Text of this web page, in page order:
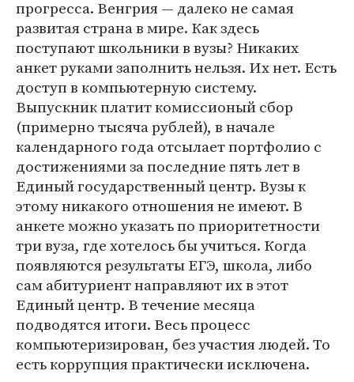
прогресса. Венгрия — далеко не самая
развитая страна в мире. Как здесь
поступают школьники в вузы? Никаких
анкет руками заполнить нельзя. Их нет. Есть
доступ в компьютерную систему.
Выпускник платит комиссионый сбор
(примерно тысяча рублей), в начале
календарного года отсылает портфолио с
достижениями за последние пять лет в
Единый государственный центр. Вузы к
этому никакого отношения не имеют. В
анкете можно указать по приоритетности
три вуза, где хотелось бы учиться. Когда
появляются результаты ЕГЭ, школа, либо
сам абитуриент направляют их в этот
Единый центр. В течение месяца
подводятся итоги. Весь процесс
компьютеризирован, без участия людей. То
есть коррупция практически исключена.